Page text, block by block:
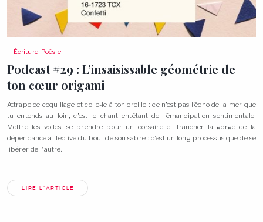
Écriture, Poésie
Podcast #29 : L’insaisissable géométrie de
ton cœur origami
Attrape ce coquillage et colle-le à ton oreille : ce n’est pas l’écho de la mer que
tu entends au loin, c’est le chant entêtant de l’émancipation sentimentale.
Mettre les voiles, se prendre pour un corsaire et trancher la gorge de la
dépendance affective du bout de son sabre : c’est un long processus que de se
libérer de l’autre.
LIRE L'ARTICLE